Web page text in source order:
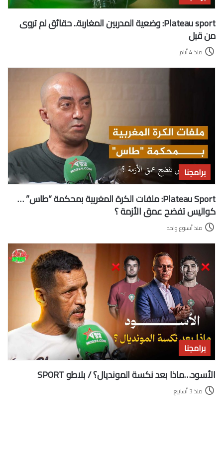
Plateau Sport: ملفات الكرة المغربية بمحكمة “طاس” …
كواليس تفضح عمق الأزمة ؟
منذ أسبوع واحد
برامجنا
الأسود…ماذا بعد نكسة المونديال؟ / بلاطو SPORT
منذ 3 أسابيع